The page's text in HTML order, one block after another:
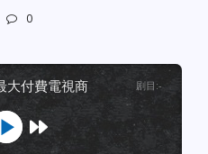
0
大付費電視商 剧目 :-